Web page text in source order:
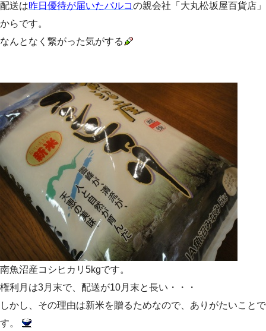
配送は昨日優待が届いたパルコの親会社「大丸松坂屋百貨店」
からです。
なんとなく繋がった気がする
南魚沼産コシヒカリ5kgです。
権利月は3月末で、配送が10月末と長い・・・
しかし、その理由は新米を贈るためなので、ありがたいことで
す。